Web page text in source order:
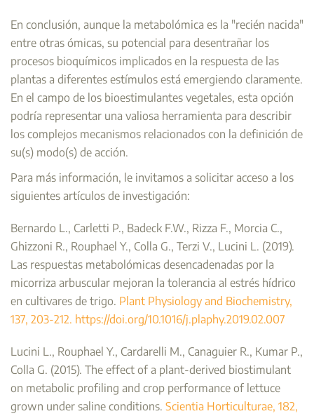
En conclusión, aunque la metabolómica es la "recién nacida"
entre otras ómicas, su potencial para desentrañar los
procesos bioquímicos implicados en la respuesta de las
plantas a diferentes estímulos está emergiendo claramente.
En el campo de los bioestimulantes vegetales, esta opción
podría representar una valiosa herramienta para describir
los complejos mecanismos relacionados con la definición de
su(s) modo(s) de acción.
Para más información, le invitamos a solicitar acceso a los
siguientes artículos de investigación:
Bernardo L., Carletti P., Badeck F.W., Rizza F., Morcia C.,
Ghizzoni R., Rouphael Y., Colla G., Terzi V., Lucini L. (2019).
Las respuestas metabolómicas desencadenadas por la
micorriza arbuscular mejoran la tolerancia al estrés hídrico
en cultivares de trigo. Plant Physiology and Biochemistry,
137, 203-212. https://doi.org/10.1016/j.plaphy.2019.02.007
Lucini L., Rouphael Y., Cardarelli M., Canaguier R., Kumar P.,
Colla G. (2015). The effect of a plant-derived biostimulant
on metabolic profiling and crop performance of lettuce
grown under saline conditions. Scientia Horticulturae, 182,